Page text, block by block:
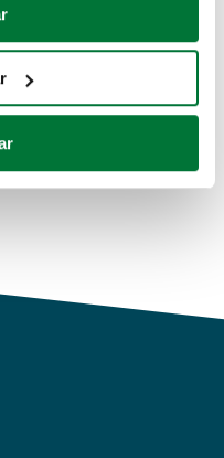
su ubicación geográfica
activamente
(huellas
cómo se procesan sus
del sitio web con
publicidad y análisis